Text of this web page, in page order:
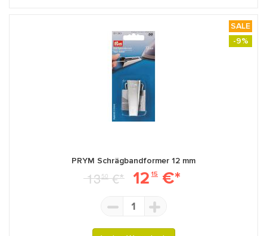
SALE
-9%
PRYM Schrägbandformer 12 mm
1350€* 12 15 €*
1